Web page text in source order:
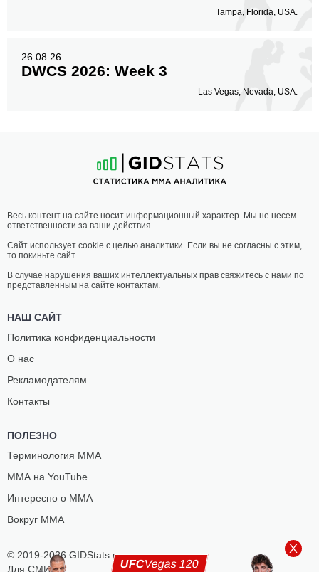
Tampa, Florida, USA.
26.08.26
DWCS 2026: Week 3
Las Vegas, Nevada, USA.
© 2019-2026 GIDStats.ru
Для СМИ
Весь контент на сайте носит информационный характер. Мы не несем
ответственности за ваши действия.
Сайт использует cookie с целью аналитики. Если вы не согласны с этим,
то покиньте сайт.
В случае нарушения ваших интеллектуальных прав свяжитесь с нами по
представленным на сайте контактам.
НАШ САЙТ
Политика конфиденциальности
О нас
Рекламодателям
Контакты
ПОЛЕЗНО
Терминология ММА
ММА на YouTube
Интересно о ММА
Вокруг ММА
UFCVegas 120
X